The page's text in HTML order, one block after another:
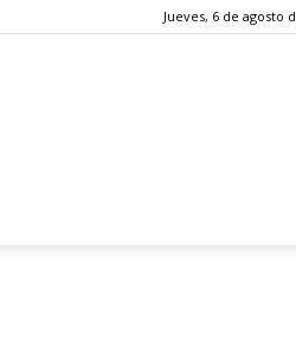
Jueves, 6 de agosto